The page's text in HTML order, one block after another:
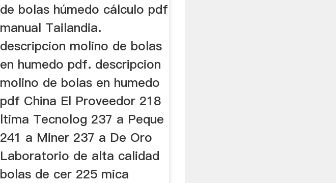
de bolas húmedo cálculo pdf
manual Tailandia.
descripcion molino de bolas
en humedo pdf. descripcion
molino de bolas en humedo
pdf China El Proveedor 218
ltima Tecnolog 237 a Peque
241 a Miner 237 a De Oro
Laboratorio de alta calidad
bolas de cer 225 mica